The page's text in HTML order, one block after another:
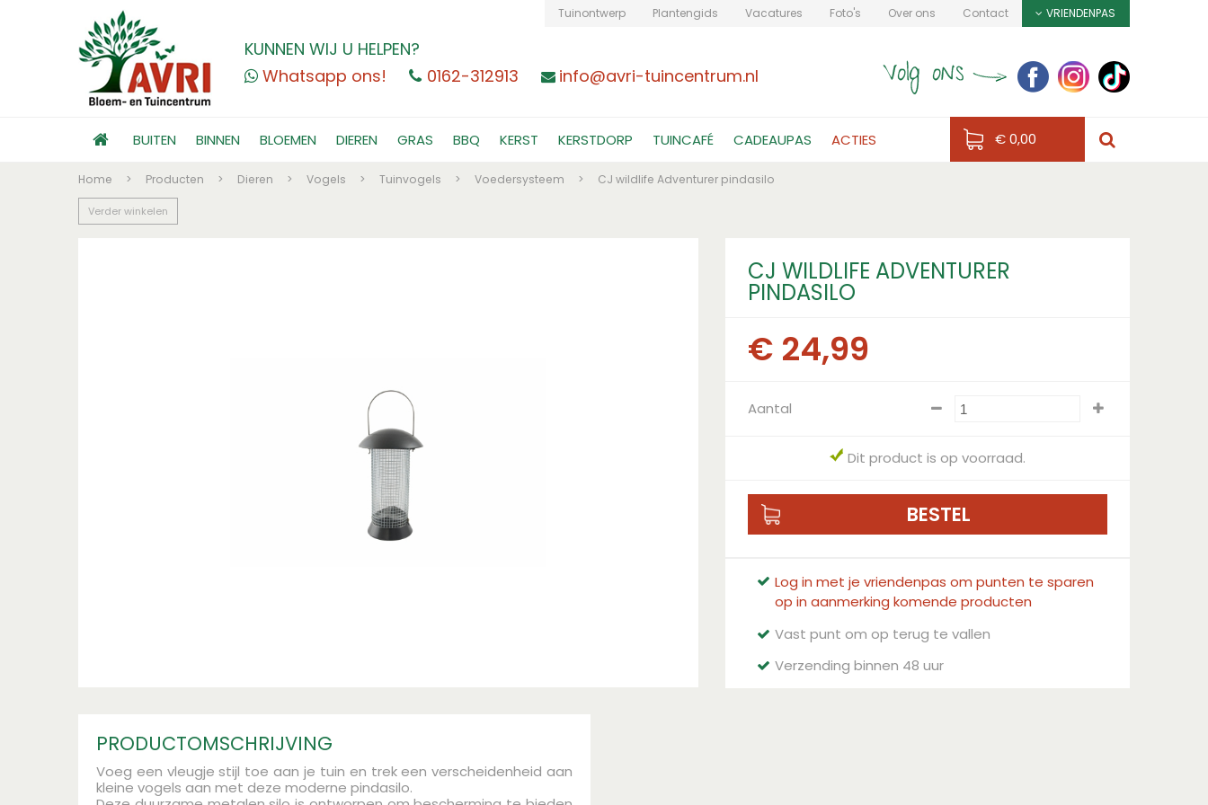
Home > Producten > Dieren > Vogels > Tuinvogels > Voedersysteem > CJ wildlife Adventurer pindasilo
KUNNEN WIJ U HELPEN?
Whatsapp ons!
0162-312913 info@avri-tuincentrum.nl
Tuinontwerp Plantengids Vacatures Foto's Over ons Contact VRIENDENPAS
BUITEN BINNEN BLOEMEN DIEREN GRAS BBQ KERST KERSTDORP TUINCAFÉ CADEAUPAS ACTIES € 0,00
Verder winkelen
CJ WILDLIFE ADVENTURER
PINDASILO
€ 24,99
Aantal
Dit product is op voorraad.
Log in met je vriendenpas om punten te sparen
op in aanmerking komende producten
Vast punt om op terug te vallen
Verzending binnen 48 uur
PRODUCTOMSCHRIJVING
Voeg een vleugje stijl toe aan je tuin en trek een verscheidenheid aan
kleine vogels aan met deze moderne pindasilo.